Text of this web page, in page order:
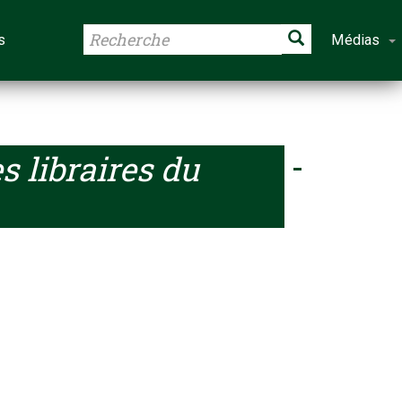
Médias
libraires du